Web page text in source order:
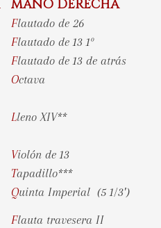
MANO DERECHA
Flautado de 26
Flautado de 13 1º
Flautado de 13 de atrás
Octava
Lleno XIV**
Violón de 13
Tapadillo***
Quinta Imperial (5 1/3′)
Flauta travesera II